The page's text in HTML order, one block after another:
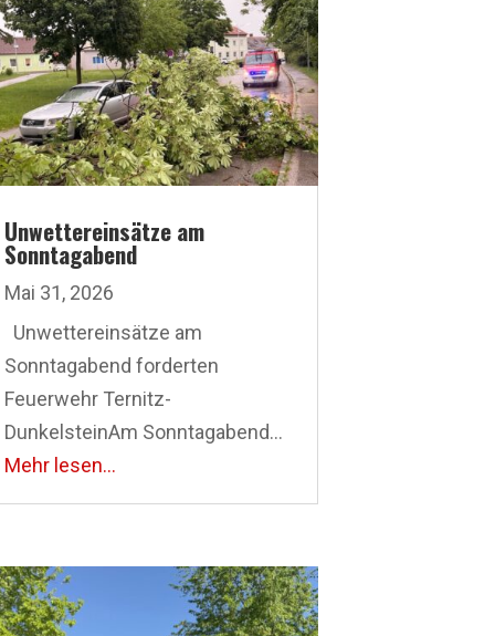
Unwettereinsätze am
Sonntagabend
Mai 31, 2026
Unwettereinsätze am
Sonntagabend forderten
Feuerwehr Ternitz-
DunkelsteinAm Sonntagabend...
Mehr lesen...